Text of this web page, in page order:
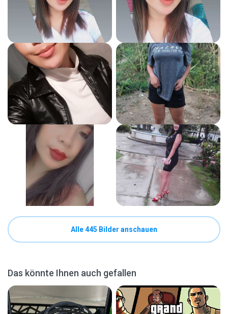
Alle 445 Bilder anschauen
Das könnte Ihnen auch gefallen